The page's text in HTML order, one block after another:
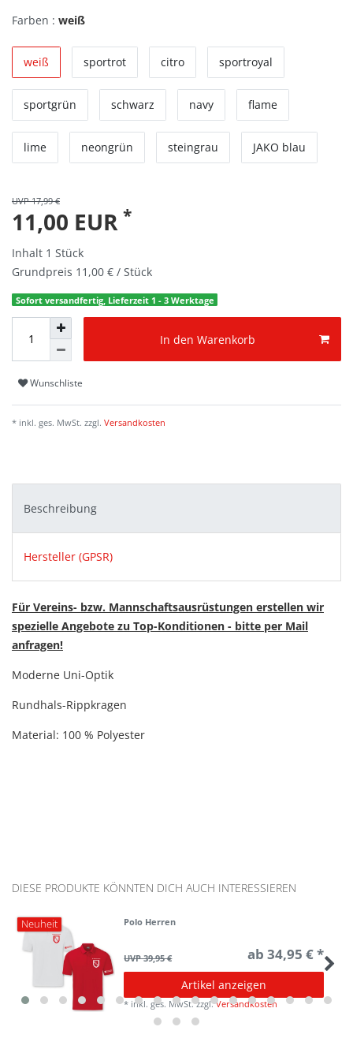
Farben : weiß
weiß sportrot citro sportroyal
sportgrün schwarz navy flame
lime neongrün steingrau JAKO blau
UVP 17,99 €
11,00 EUR *
Inhalt 1 Stück
Grundpreis 11,00 € / Stück
Sofort versandfertig, Lieferzeit 1 - 3 Werktage
In den Warenkorb
Wunschliste
* inkl. ges. MwSt. zzgl. Versandkosten
Beschreibung
Hersteller (GPSR)
Für Vereins- bzw. Mannschaftsausrüstungen erstellen wir
spezielle Angebote zu Top-Konditionen - bitte per Mail
anfragen!
Moderne Uni-Optik
Rundhals-Rippkragen
Material: 100 % Polyester
DIESE PRODUKTE KÖNNTEN DICH AUCH INTERESSIEREN
Neuheit Polo Herren
UVP 39,95 € ab 34,95 € *
Artikel anzeigen
* inkl. ges. MwSt.zzgl.Versandkosten